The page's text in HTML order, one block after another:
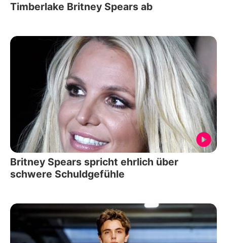
Timberlake Britney Spears ab
Britney Spears spricht ehrlich über
schwere Schuldgefühle